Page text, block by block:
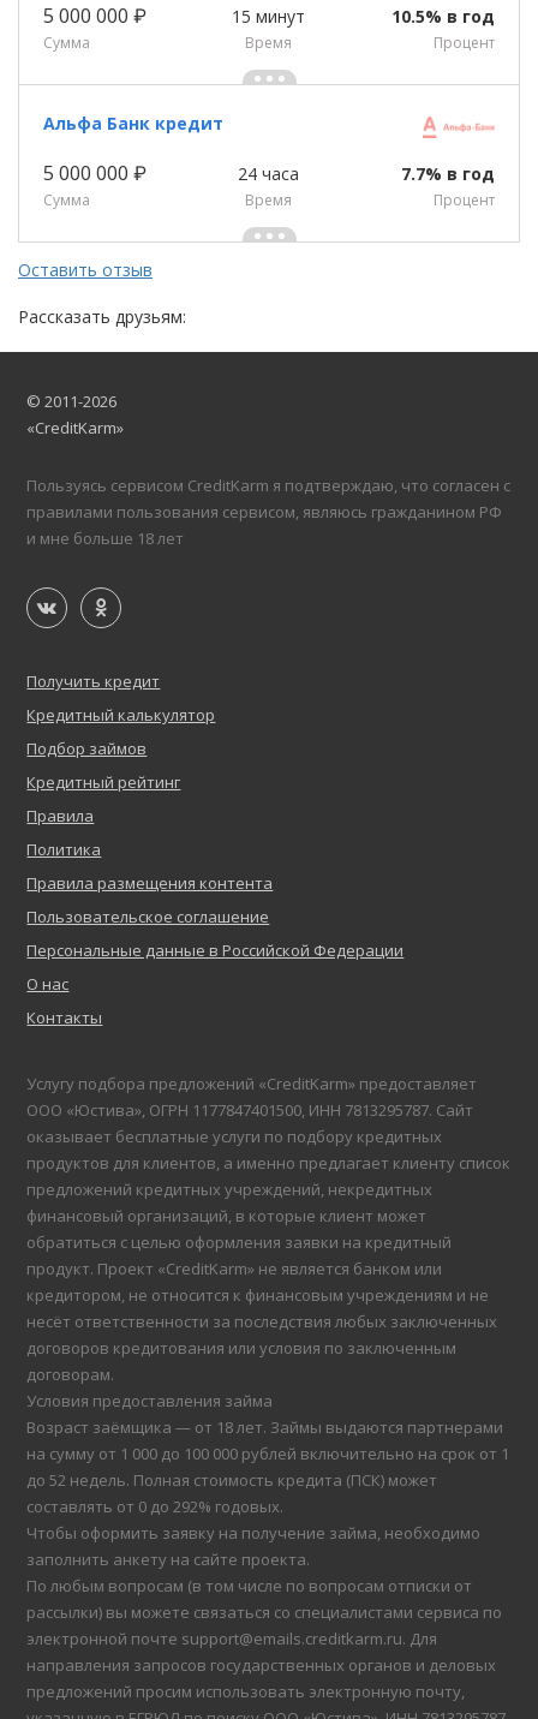
5 000 000 ₽
Сумма
15 минут
Время
10.5% в год
Процент
Альфа Банк кредит
5 000 000 ₽
Сумма
24 часа
Время
7.7% в год
Процент
Оставить отзыв
Рассказать друзьям:
© 2011-2026
«CreditKarm»
Пользуясь сервисом CreditKarm я подтверждаю, что согласен с
правилами пользования сервисом, являюсь гражданином РФ
и мне больше 18 лет
Получить кредит
Кредитный калькулятор
Подбор займов
Кредитный рейтинг
Правила
Политика
Правила размещения контента
Пользовательское соглашение
Персональные данные в Российской Федерации
О нас
Контакты
Услугу подбора предложений «CreditKarm» предоставляет
ООО «Юстива», ОГРН 1177847401500, ИНН 7813295787. Сайт
оказывает бесплатные услуги по подбору кредитных
продуктов для клиентов, а именно предлагает клиенту список
предложений кредитных учреждений, некредитных
финансовый организаций, в которые клиент может
обратиться с целью оформления заявки на кредитный
продукт. Проект «CreditKarm» не является банком или
кредитором, не относится к финансовым учреждениям и не
несёт ответственности за последствия любых заключенных
договоров кредитования или условия по заключенным
договорам.
Условия предоставления займа
Возраст заёмщика — от 18 лет. Займы выдаются партнерами
на сумму от 1 000 до 100 000 рублей включительно на срок от 1
до 52 недель. Полная стоимость кредита (ПСК) может
составлять от 0 до 292% годовых.
Чтобы оформить заявку на получение займа, необходимо
заполнить анкету на сайте проекта.
По любым вопросам (в том числе по вопросам отписки от
рассылки) вы можете связаться со специалистами сервиса по
электронной почте support@emails.creditkarm.ru. Для
направления запросов государственных органов и деловых
предложений просим использовать электронную почту,